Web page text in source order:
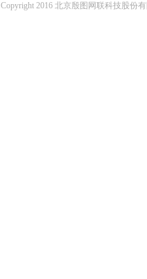
Copyright 2016 北京殷图网联科技股份